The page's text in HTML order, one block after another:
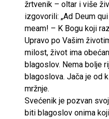
žrtvenik – oltar i više
izgovorili: „Ad Deum
meam! – K Bogu koji
Upravo po Vašim
milost, život ima
blagoslov. Nema bolje
blagoslova. Jača je od
mržnje.
Svećenik je pozvan
biti blagoslov onima